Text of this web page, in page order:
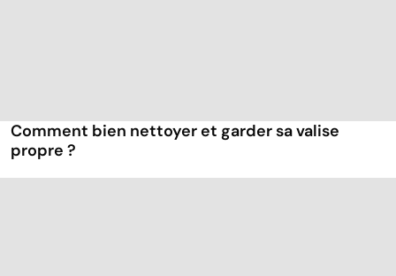
Comment bien nettoyer et garder sa valise
propre ?